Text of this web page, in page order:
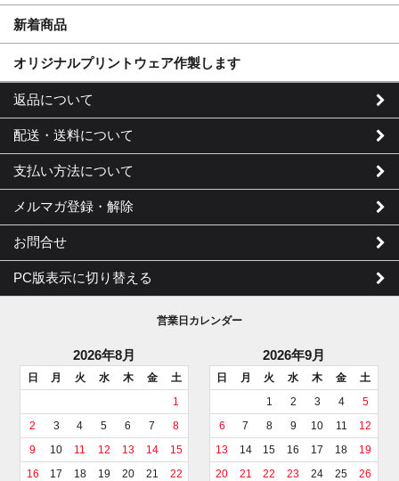
新着商品
オリジナルプリントウェア作製します
返品について
配送・送料について
支払い方法について
メルマガ登録・解除
お問合せ
PC版表示に切り替える
営業日カレンダー
2026年8月
日 月 火 水 木 金
土
1
2
3 4 5 6 7
8
9
10 11 12 13 14
15
16
17 18 19 20 21
22
2026年9月
日 月 火 水 木 金
土
1
2 3 4
5
6
7 8 9 10 11
12
13
14 15 16 17 18
19
20
21 22 23 24 25
26